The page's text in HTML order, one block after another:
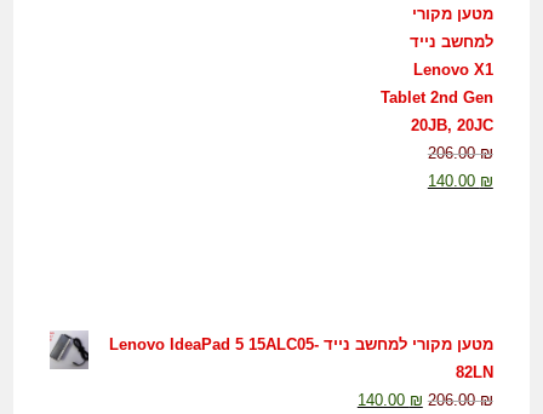
מטען מקורי
למחשב נייד
Lenovo X1
Tablet 2nd Gen
20JB, 20JC
206.00₪
140.00 ₪
מטען מקורי למחשב נייד Lenovo IdeaPad 5 15ALC05-
82LN
206.00₪
140.00 ₪